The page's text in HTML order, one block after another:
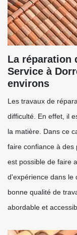
La réparation
Service à
environs
Les travaux de
difficulté. En effet, il
la matière. Dans ce
faire confiance à des
est possible de faire
d'expérience dans le
bonne qualité de
abordable et